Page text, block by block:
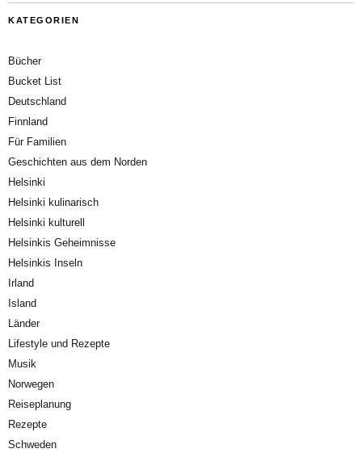
KATEGORIEN
Bücher
Bucket List
Deutschland
Finnland
Für Familien
Geschichten aus dem Norden
Helsinki
Helsinki kulinarisch
Helsinki kulturell
Helsinkis Geheimnisse
Helsinkis Inseln
Irland
Island
Länder
Lifestyle und Rezepte
Musik
Norwegen
Reiseplanung
Rezepte
Schweden